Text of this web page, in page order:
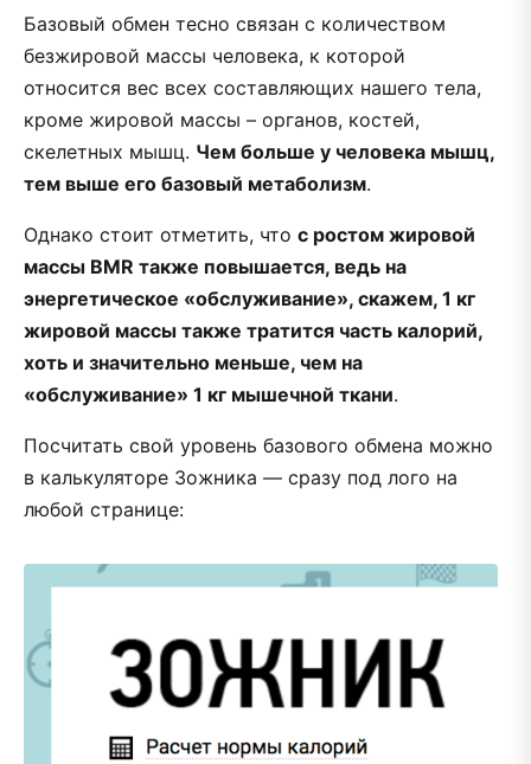
Базовый обмен тесно связан с количеством
безжировой массы человека, к которой
относится вес всех составляющих нашего тела,
кроме жировой массы – органов, костей,
скелетных мышц. Чем больше у человека мышц,
тем выше его базовый метаболизм.
Однако стоит отметить, что с ростом жировой
массы BMR также повышается, ведь на
энергетическое «обслуживание», скажем, 1 кг
жировой массы также тратится часть калорий,
хоть и значительно меньше, чем на
«обслуживание» 1 кг мышечной ткани.
Посчитать свой уровень базового обмена можно
в калькуляторе Зожника — сразу под лого на
любой странице: